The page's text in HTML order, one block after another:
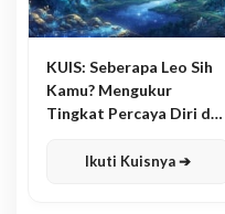
KUIS: Seberapa Leo Sih
Kamu? Mengukur
Tingkat Percaya Diri dan
Ikuti Kuisnya ➔